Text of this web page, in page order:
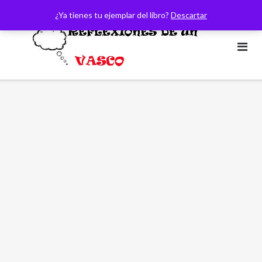
¿Ya tienes tu ejemplar del libro? Descartar
contenido